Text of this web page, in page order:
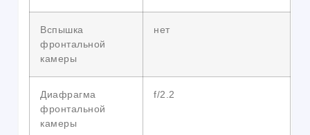
Вспышка
фронтальной
камеры
нет
Диафрагма
фронтальной
камеры
f/2.2